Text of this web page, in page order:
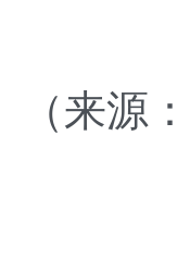
（来源：